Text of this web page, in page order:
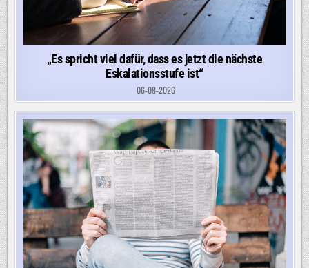
„Es spricht viel dafür, dass es jetzt die nächste
Eskalationsstufe ist“
06-08-2026